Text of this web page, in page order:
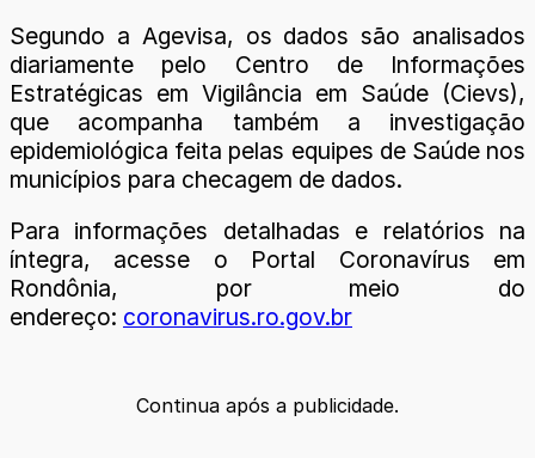
Segundo a Agevisa, os dados são analisados
diariamente pelo Centro de Informações
Estratégicas em Vigilância em Saúde (Cievs),
que acompanha também a investigação
epidemiológica feita pelas equipes de Saúde nos
municípios para checagem de dados.
Para informações detalhadas e relatórios na
íntegra, acesse o Portal Coronavírus em
Rondônia, por meio do
endereço: coronavirus.ro.gov.br
Continua após a publicidade.